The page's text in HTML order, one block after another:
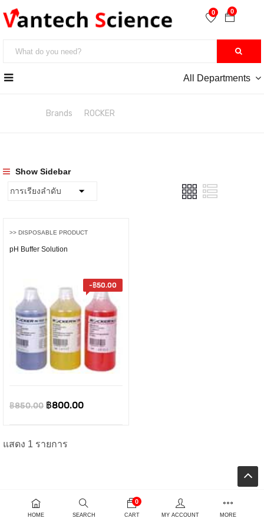
0
0
All Departments
Brands ROCKER
Show Sidebar
>> DISPOSABLE PRODUCT
pH Buffer Solution
- ฿50.00
฿850.00 Original
฿800.00Current
แสดง 1 รายการ
HOME SEARCH
0
CART MY ACCOUNT MORE